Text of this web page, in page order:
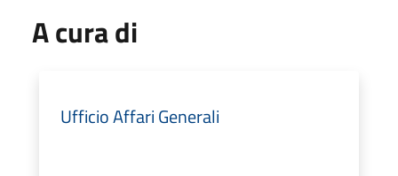
A cura di
Ufficio Affari Generali